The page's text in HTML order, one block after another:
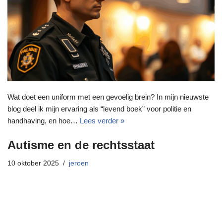
Wat doet een uniform met een gevoelig brein? In mijn nieuwste
blog deel ik mijn ervaring als “levend boek” voor politie en
handhaving, en hoe… Lees verder »
Autisme en de rechtsstaat
10 oktober 2025 jeroen